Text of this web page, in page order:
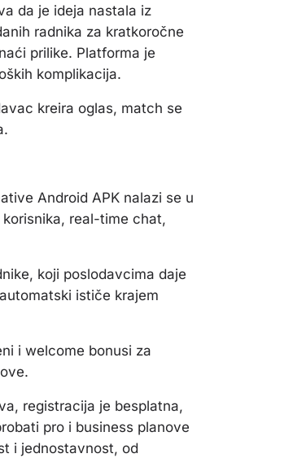
da je ideja nastala iz
radnika za kratkoročne
prilike. Platforma je
komplikacija.
kreira oglas, match se
Android APK nalazi se u
real-time chat,
koji poslodavcima daje
ističe krajem
i welcome bonusi za
registracija je besplatna,
pro i business planove
i jednostavnost, od